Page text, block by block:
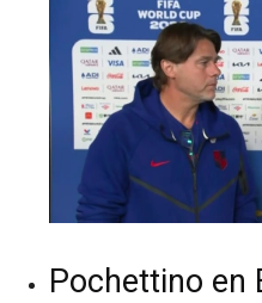
Pochettino en